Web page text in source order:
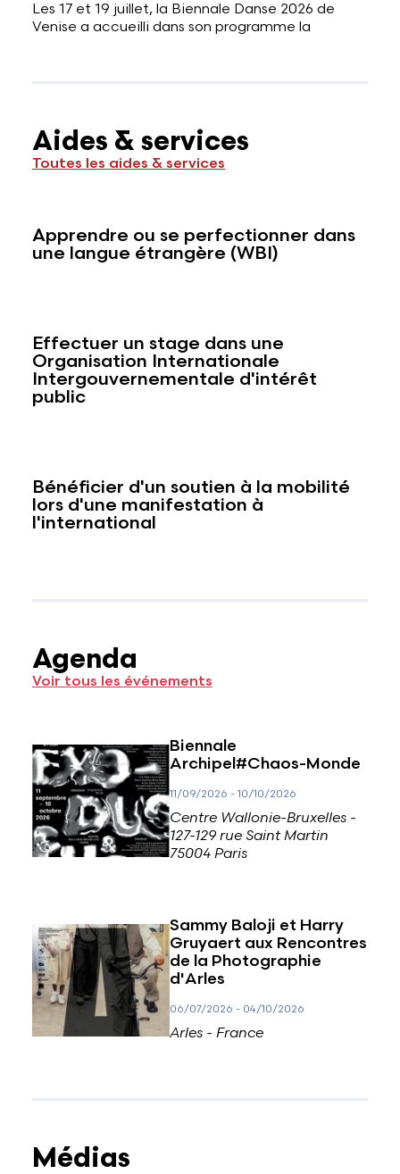
Les 17 et 19 juillet, la Biennale Danse 2026 de
Venise a accueilli dans son programme la
Aides & services
Toutes les aides & services
Apprendre ou se perfectionner dans
une langue étrangère (WBI)
Effectuer un stage dans une
Organisation Internationale
Intergouvernementale d'intérêt
public
Bénéficier d'un soutien à la mobilité
lors d'une manifestation à
l'international
Agenda
Voir tous les événements
Biennale
Archipel#Chaos-Monde
11/09/2026 -10/10/2026
Centre Wallonie-Bruxelles -
127-129 rue Saint Martin
75004 Paris
Sammy Baloji et Harry
Gruyaert aux Rencontres
de la Photographie
d'Arles
06/07/2026 - 04/10/2026
Arles - France
Médias